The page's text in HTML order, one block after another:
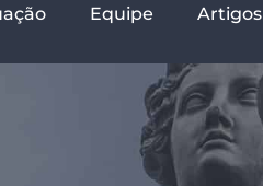
Equipe Artigos